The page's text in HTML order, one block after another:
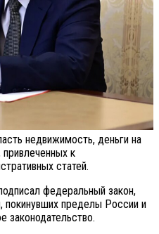
недвижимость, деньги на
к
статей.
федеральный закон,
пределы России и
законодательство.